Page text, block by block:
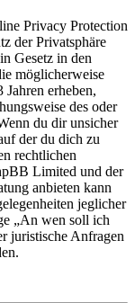
Privacy Protection
der Privatsphäre
Gesetz in den
möglicherweise
erheben,
des oder
du dir unsicher
der du dich zu
rechtlichen
Limited und der
anbieten kann
jeglicher
„An wen soll ich
juristische Anfragen